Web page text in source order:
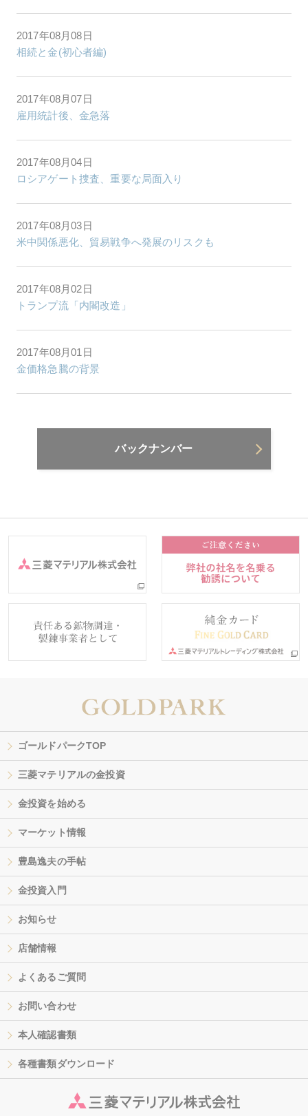
2017年08月08日
相続と金(初心者編)
2017年08月07日
雇用統計後、金急落
2017年08月04日
ロシアゲート捜査、重要な局面入り
2017年08月03日
米中関係悪化、貿易戦争へ発展のリスクも
2017年08月02日
トランプ流「内閣改造」
2017年08月01日
金価格急騰の背景
バックナンバー
ゴールドパークTOP
三菱マテリアルの金投資
金投資を始める
マーケット情報
豊島逸夫の手帖
金投資入門
お知らせ
店舗情報
よくあるご質問
お問い合わせ
本人確認書類
各種書類ダウンロード